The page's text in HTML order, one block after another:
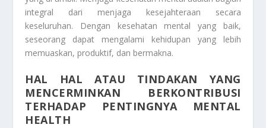
integral dari menjaga kesejahteraan secara
keseluruhan. Dengan kesehatan mental yang baik,
seseorang dapat mengalami kehidupan yang lebih
memuaskan, produktif, dan bermakna.
HAL HAL ATAU TINDAKAN YANG
MENCERMINKAN BERKONTRIBUSI
TERHADAP PENTINGNYA MENTAL
HEALTH